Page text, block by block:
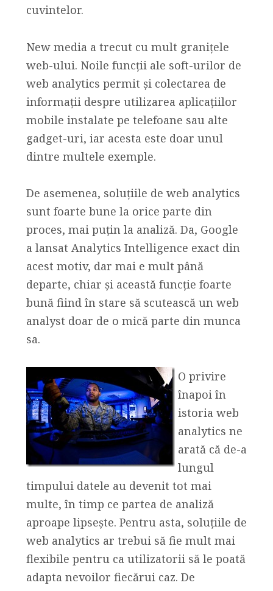
cuvintelor.
New media a trecut cu mult granițele
web-ului. Noile funcții ale soft-urilor de
web analytics permit și colectarea de
informații despre utilizarea aplicațiilor
mobile instalate pe telefoane sau alte
gadget-uri, iar acesta este doar unul
dintre multele exemple.
De asemenea, soluțiile de web analytics
sunt foarte bune la orice parte din
proces, mai puțin la analiză. Da, Google
a lansat Analytics Intelligence exact din
acest motiv, dar mai e mult până
departe, chiar și această funcție foarte
bună fiind în stare să scutească un web
analyst doar de o mică parte din munca
sa.
O privire
înapoi în
istoria web
analytics ne
arată că de-a
lungul
timpului datele au devenit tot mai
multe, în timp ce partea de analiză
aproape lipsește. Pentru asta, soluțiile de
web analytics ar trebui să fie mult mai
flexibile pentru ca utilizatorii să le poată
adapta nevoilor fiecărui caz. De